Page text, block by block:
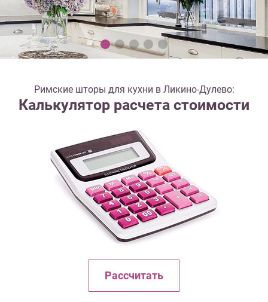
Римские шторы для кухни в Ликино-Дулево:
Калькулятор расчета стоимости
Рассчитать